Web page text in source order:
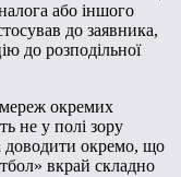
або іншого
до заявника,
до розподільної
окремих
не у полі зору
доводити окремо, що
вкрай складно